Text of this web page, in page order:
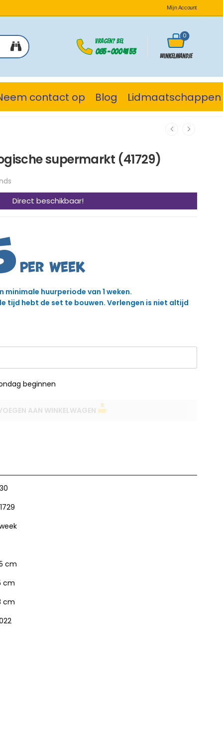
Mijn Account
Vragen? Bel
085 - 000 41 53
Winkelmandje
0
contact op Blog Lidmaatschappen
supermarkt (41729)
Direct beschikbaar!
huurperiode van 1 weken.
tijd hebt de set te bouwen. Verlengen is niet altijd
beginnen
AAN WINKELWAGEN
cm
cm
cm